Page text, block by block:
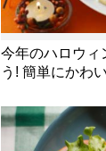
今年のハロウィ
う! 簡単にかわ